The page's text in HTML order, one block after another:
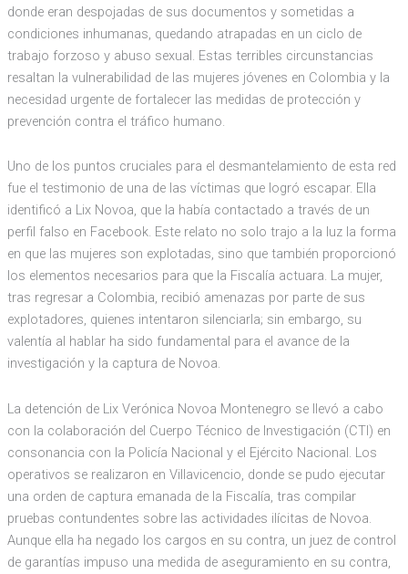
donde eran despojadas de sus documentos y sometidas a
condiciones inhumanas, quedando atrapadas en un ciclo de
trabajo forzoso y abuso sexual. Estas terribles circunstancias
resaltan la vulnerabilidad de las mujeres jóvenes en Colombia y la
necesidad urgente de fortalecer las medidas de protección y
prevención contra el tráfico humano.
Uno de los puntos cruciales para el desmantelamiento de esta red
fue el testimonio de una de las víctimas que logró escapar. Ella
identificó a Lix Novoa, que la había contactado a través de un
perfil falso en Facebook. Este relato no solo trajo a la luz la forma
en que las mujeres son explotadas, sino que también proporcionó
los elementos necesarios para que la Fiscalía actuara. La mujer,
tras regresar a Colombia, recibió amenazas por parte de sus
explotadores, quienes intentaron silenciarla; sin embargo, su
valentía al hablar ha sido fundamental para el avance de la
investigación y la captura de Novoa.
La detención de Lix Verónica Novoa Montenegro se llevó a cabo
con la colaboración del Cuerpo Técnico de Investigación (CTI) en
consonancia con la Policía Nacional y el Ejército Nacional. Los
operativos se realizaron en Villavicencio, donde se pudo ejecutar
una orden de captura emanada de la Fiscalía, tras compilar
pruebas contundentes sobre las actividades ilícitas de Novoa.
Aunque ella ha negado los cargos en su contra, un juez de control
de garantías impuso una medida de aseguramiento en su contra,